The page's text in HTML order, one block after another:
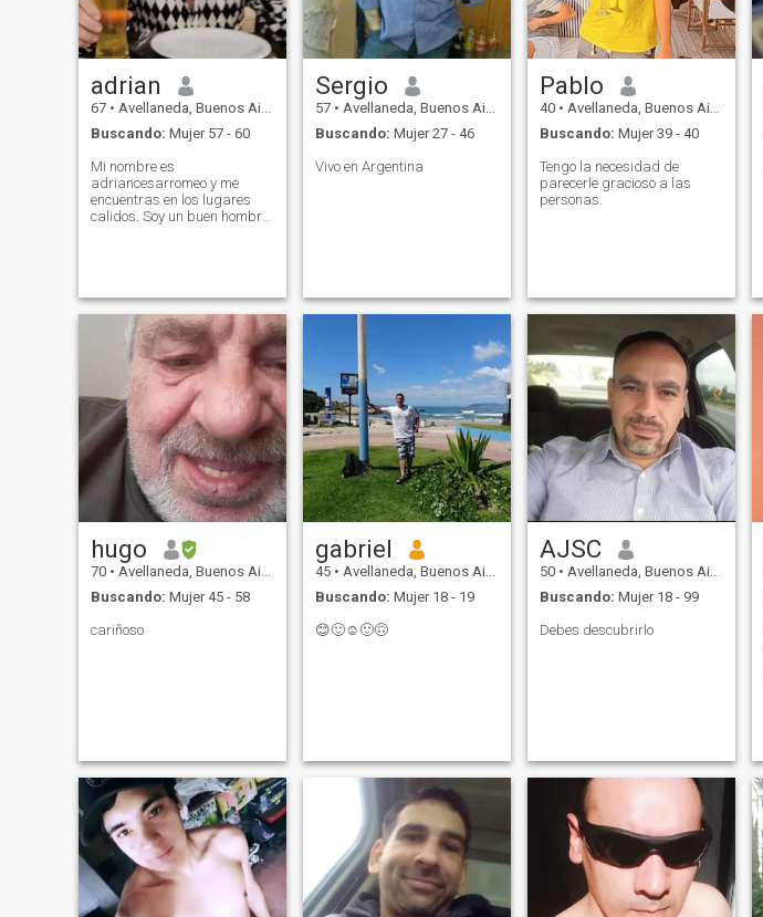
adrian
67 • Avellaneda, Buenos Aires, Argentina
Buscando: Mujer 57 - 60
Mi nombre es
adriancesarromeo y me
encuentras en los lugares
calidos. Soy un buen hombre,
ya estoy listo para tratar de
encontrar el amor
nuevamente. Ojala muy
pronto ocurra y podamos
disfrutar juntos de la vida.
Sergio
57 • Avellaneda, Buenos Aires, Argentina
Buscando: Mujer 27 - 46
Vivo en Argentina
Pablo
40 • Avellaneda, Buenos Aires, Argentina
Buscando: Mujer 39 - 40
Tengo la necesidad de
parecerle gracioso a las
personas.
hugo
70 • Avellaneda, Buenos Aires, Argentina
Buscando: Mujer 45 - 58
cariñoso
gabriel
45 • Avellaneda, Buenos Aires, Argentina
Buscando: Mujer 18 - 19
😊🙂☺️🙂🙃
AJSC
50 • Avellaneda, Buenos Aires, Argentina
Buscando: Mujer 18 - 99
Debes descubrirlo